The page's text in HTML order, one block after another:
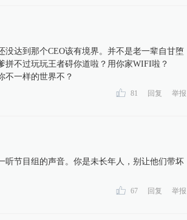
达到那个CEO该有境界。并不是老一辈自甘堕
不过玩玩王者碍你道啦？用你家WIFI啦？
不一样的世界不？
81 回复 举报
听节目组的声音。你是未长年人，别让他们带坏
67 回复 举报